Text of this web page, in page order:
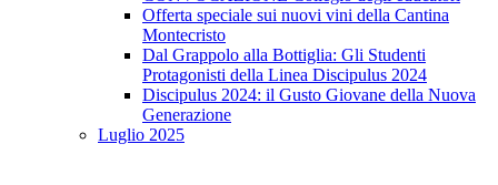
Offerta speciale sui nuovi vini della Cantina
Montecristo
Dal Grappolo alla Bottiglia: Gli Studenti
Protagonisti della Linea Discipulus 2024
Discipulus 2024: il Gusto Giovane della Nuova
Generazione
Luglio 2025